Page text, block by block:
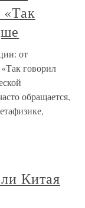
от
говорил
обращается,
Китая